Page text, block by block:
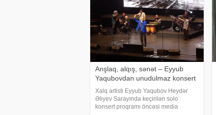
Anşlaq, alqış, sənət – Eyyub
Yaqubovdan unudulmaz konsert
Xalq artisti Eyyub Yaqubov Heydər
Əliyev Sarayında keçirilən solo
konsert proqramı öncəsi media